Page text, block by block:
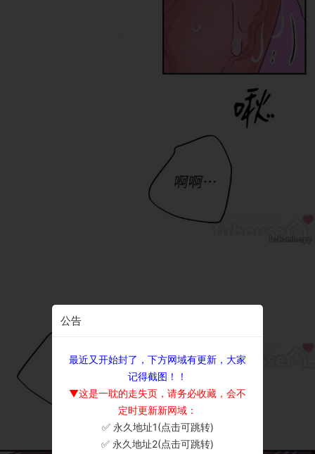
公告
最近又开始封了，下方网域有更新，大家
记得截图！！
▼这是一耽的走失页，请务必收藏，会不
定时更新新网域：
✅ 永久地址1(点击可跳转)
✅ 永久地址2(点击可跳转)